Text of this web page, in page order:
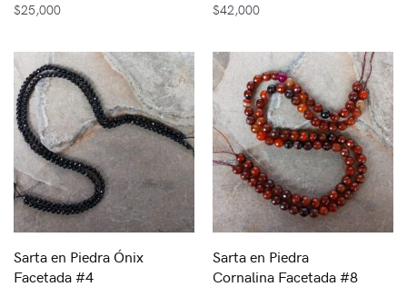
$25,000 $42,000
Sarta en Piedra Ónix
Facetada #4
Sarta en Piedra
Cornalina Facetada #8